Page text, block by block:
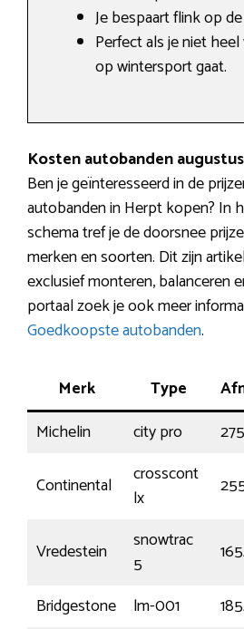
Je bespaart flink op
Perfect als je niet
op wintersport gaat.
Kosten autobanden
Ben je geïnteresseerd in de
autobanden in Herpt kopen? In
schema tref je de doorsnee
merken en soorten. Dit zijn
exclusief monteren, balanceren
portaal zoek je ook meer
Goedkoopste autobanden.
Merk Type
Michelin
city pro
Continental
crosscont
lx
Vredestein
snowtrac
5
Bridgestone
lm-001